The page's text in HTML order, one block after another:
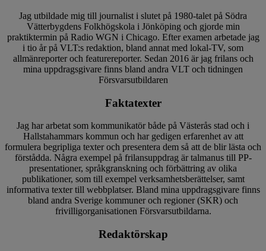
Jag utbildade mig till journalist i slutet på 1980-talet på Södra
Vätterbygdens Folkhögskola i Jönköping och gjorde min
praktiktermin på Radio WGN i Chicago. Efter examen arbetade jag
i tio år på VLT:s redaktion, bland annat med lokal-TV, som
allmänreporter och featurereporter. Sedan 2016 är jag frilans och
mina uppdragsgivare finns bland andra VLT och tidningen
Försvarsutbildaren
Faktatexter
Jag har arbetat som kommunikatör både på Västerås stad och i
Hallstahammars kommun och har gedigen erfarenhet av att
formulera begripliga texter och presentera dem så att de blir lästa och
förstådda. Några exempel på frilansuppdrag är talmanus till PP-
presentationer, språkgranskning och förbättring av olika
publikationer, som till exempel verksamhetsberättelser, samt
informativa texter till webbplatser. Bland mina uppdragsgivare finns
bland andra Sverige kommuner och regioner (SKR) och
frivilligorganisationen Försvarsutbildarna.
Redaktörskap